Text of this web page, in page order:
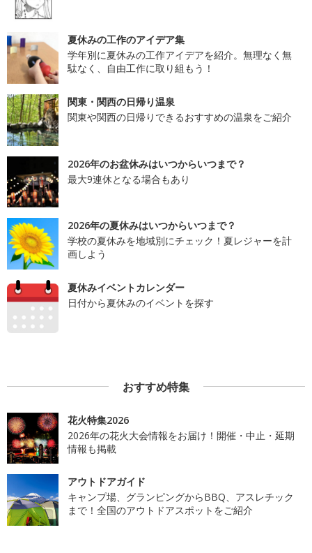
夏休みの工作のアイデア集
学年別に夏休みの工作アイデアを紹介。無理なく無
駄なく、自由工作に取り組もう！
関東・関西の日帰り温泉
関東や関西の日帰りできるおすすめの温泉をご紹介
2026年のお盆休みはいつからいつまで？
最大9連休となる場合もあり
2026年の夏休みはいつからいつまで？
学校の夏休みを地域別にチェック！夏レジャーを計
画しよう
夏休みイベントカレンダー
日付から夏休みのイベントを探す
おすすめ特集
花火特集2026
2026年の花火大会情報をお届け！開催・中止・延期
情報も掲載
アウトドアガイド
キャンプ場、グランピングからBBQ、アスレチック
まで！全国のアウトドアスポットをご紹介